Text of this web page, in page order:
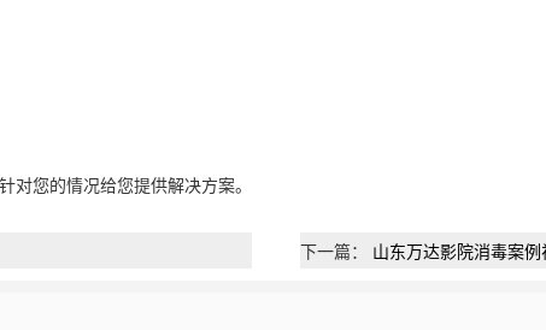
您的情况给您提供解决方案。
下一篇： 山东万达影院消毒案例